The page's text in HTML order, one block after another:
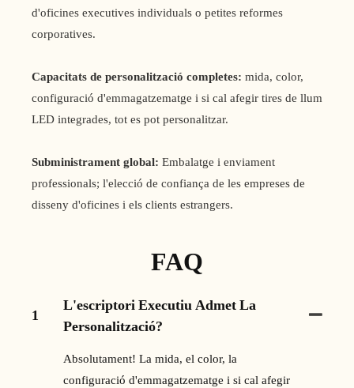
d'oficines executives individuals o petites reformes
corporatives.
Capacitats de personalització completes: mida, color,
configuració d'emmagatzematge i si cal afegir tires de llum
LED integrades, tot es pot personalitzar.
Subministrament global: Embalatge i enviament
professionals; l'elecció de confiança de les empreses de
disseny d'oficines i els clients estrangers.
FAQ
1
L'escriptori Executiu Admet La
Personalització?
Absolutament! La mida, el color, la
configuració d'emmagatzematge i si cal afegir